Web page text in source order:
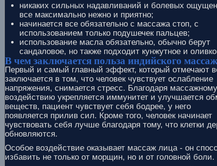
никаких сильных надавливаний и болевых
все максимально нежно и приятно;
начинается все обязательно с массажа стоп, с
использованием только подушечек пальцев;
использование масла обязательно, обычно берут
сандаловое, но также подходит кунжутное и
В чем заключается польза индийского
Первый и самый главный эффект, который отмечают
заключается в том, что человек чувствует ослабление
напряжения, снимается стресс. Благодаря массажному
воздействию укрепляется иммунитет и улучшается
веществ, пациент чувствует себя бодрее, у него
появляется прилив сил. Кроме того, человек начинает
чувствовать себя лучше благодаря тому, что клетки
обновляются.
Особое воздействие оказывает массаж лица - он
избавить не только от морщин, но и от головной боли.